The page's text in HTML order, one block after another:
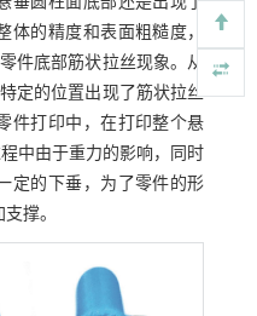
体的精度和表面粗糙度，
件底部筋状拉丝现象。从
定的位置出现了筋状拉丝
件打印中，在打印整个悬
中由于重力的影响，同时
定的下垂，为了零件的形
撑。